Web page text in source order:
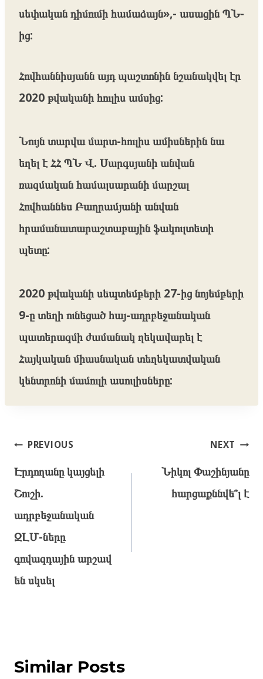
սեփական դիմումի համաձայն»,- ասացին ՊՆ-
ից:
Հովհաննիսյանն այդ պաշտոնին նշանակվել էր
2020 թվականի հուլիս ամսից:
Նույն տարվա մարտ-հուլիս ամիսներին նա
եղել է ՀՀ ՊՆ Վ. Սարգսյանի անվան
ռազմական համալսարանի մարշալ
Հովհաննես Բաղրամյանի անվան
հրամանատարաշտաբային ֆակուլտետի
պետը:
2020 թվականի սեպտեմբերի 27-ից նոյեմբերի
9-ը տեղի ունեցած հայ-ադրբեջանական
պատերազմի ժամանակ ղեկավարել է
Հայկական միասնական տեղեկատվական
կենտրոնի մամուլի ասուլիսները:
Post
PREVIOUS
Էրդողանը կայցելի
Շուշի.
ադրբեջանական
ԶԼՄ-ները
գովազդային արշավ
են սկսել
NEXT
Նիկոլ Փաշինյանը
հարցաքննվե՞լ է
Similar Posts